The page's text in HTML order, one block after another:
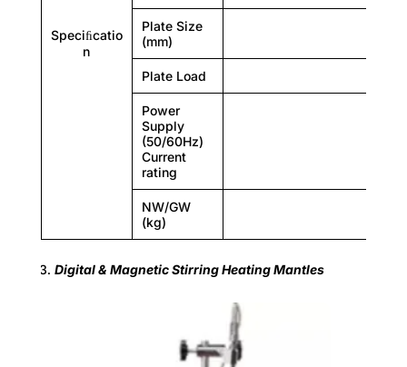
no
PTFE
Controller
Speciﬁcatio
n
Plate Size
(mm)
Plate Load
Power
Supply
(50/60Hz)
Current
rating
NW/GW
(kg)
Digital & Magnetic Stirring Heating Mantles